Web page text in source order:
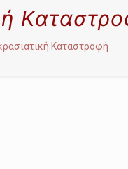
Καταστροφή